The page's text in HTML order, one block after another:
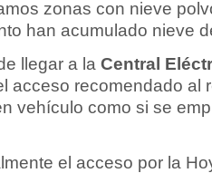
zonas con nieve
han acumulado nieve
llegar a la Central
acceso recomendado al
vehículo como si se
el acceso por la